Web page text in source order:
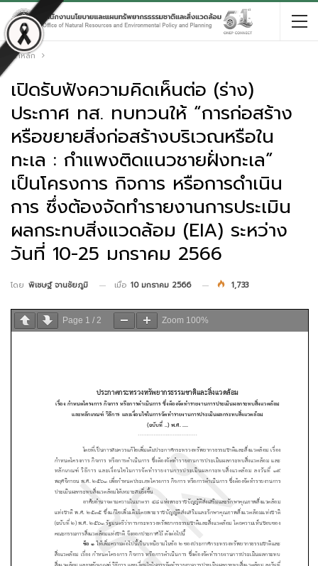
หน้าหลัก
เปิดรับฟังความคิดเห็นต่อ (ร่าง)
ประกาศ ทส. ทบทวนให้ “การก่อสร้าง
หรือขยายสิ่งก่อสร้างบริเวณหรือใน
ทะเล : กำแพงติดแนวชายฝั่งทะเล”
เป็นโครงการ กิจการ หรือการดำเนิน
การ ซึ่งต้องจัดทำรายงานการประเมิน
ผลกระทบสิ่งแวดล้อม (EIA) ระหว่าง
วันที่ 10-25 มกราคม 2566
โดย พิเชษฐ์ จานชัยภูมิ เมื่อ 10 มกราคม 2566 1,733
Page 1 / 2 Zoom 100%